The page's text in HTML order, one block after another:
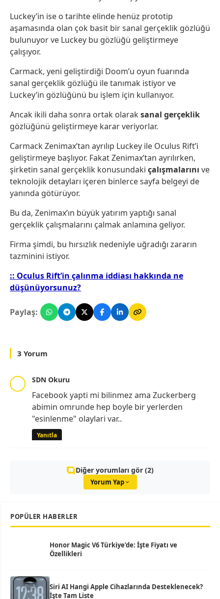
Luckey’in ise o tarihte elinde henüz prototip
aşamasında olan çok basit bir sanal gerçeklik gözlüğü
bulunuyor ve Luckey bu gözlüğü geliştirmeye
çalışıyor.
Carmack, yeni geliştirdiği Doom’u oyun fuarında
sanal gerçeklik gözlüğü ile tanımak istiyor ve
Luckey’in gözlüğünü bu işlem için kullanıyor.
Ancak ikili daha sonra ortak olaraksanal gerçeklik
gözlüğünü geliştirmeye karar veriyorlar.
Carmack Zenimax’tan ayrılıp Luckey ile Oculus Rift’i
geliştirmeye başlıyor. Fakat Zenimax’tan ayrılırken,
şirketin sanal gerçeklik konusundaki çalışmalarını ve
teknolojik detayları içeren binlerce sayfa belgeyi de
yanında götürüyor.
Bu da, Zenimax’ın büyük yatırım yaptığı sanal
gerçeklik çalışmalarını çalmak anlamına geliyor.
Firma şimdi, bu hırsızlık nedeniyle uğradığı zararın
tazminini istiyor.
:: Oculus Rift’in çalınma iddiası hakkında ne
düşünüyorsunuz?
Paylaş:
3 Yorum
SDN Okuru
Facebook yapti mi bilinmez ama Zuckerberg
abimin omrunde hep boyle bir yerlerden
"esinlenme" olaylari var..
Yanıtla
Diğer yorumları gör (2)
Yorum Yap
POPÜLER HABERLER
Honor Magic V6 Türkiye’de: İşte Fiyatı ve
Özellikleri
Siri AI Hangi Apple Cihazlarında Desteklenecek?
İşte Tam Liste